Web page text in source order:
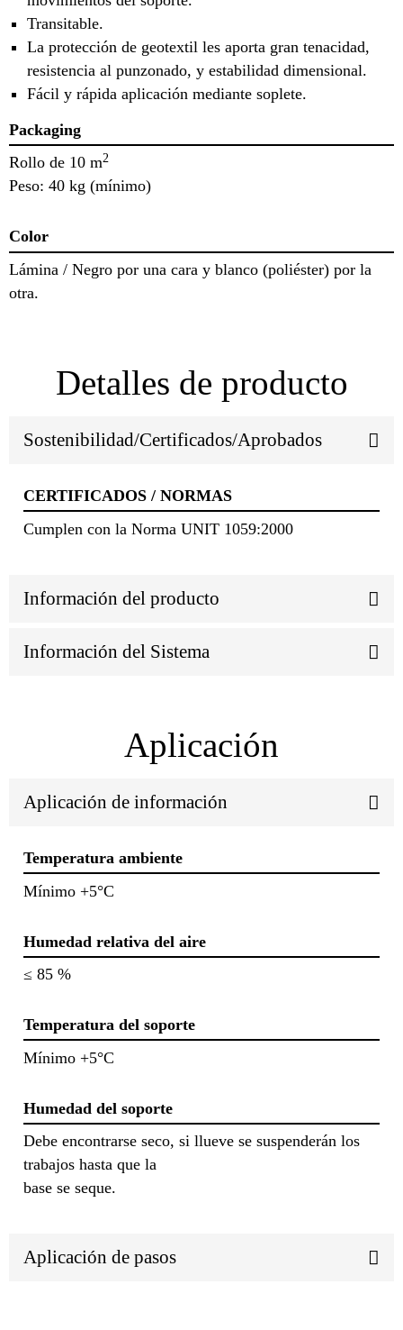
Transitable.
La protección de geotextil les aporta gran tenacidad,
resistencia al punzonado, y estabilidad dimensional.
Fácil y rápida aplicación mediante soplete.
Packaging
Rollo de 10 m2
Peso: 40 kg (mínimo)
Color
Lámina / Negro por una cara y blanco (poliéster) por la
otra.
Detalles de producto
Sostenibilidad/Certificados/Aprobados
CERTIFICADOS / NORMAS
Cumplen con la Norma UNIT 1059:2000
Información del producto
Información del Sistema
Aplicación
Aplicación de información
Temperatura ambiente
Mínimo +5°C
Humedad relativa del aire
≤ 85 %
Temperatura del soporte
Mínimo +5°C
Humedad del soporte
Debe encontrarse seco, si llueve se suspenderán los
trabajos hasta que la
base se seque.
Aplicación de pasos